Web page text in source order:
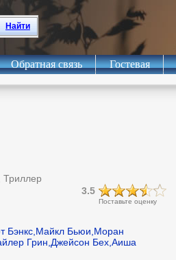
Найти
Обратная связь Гостевая
Поставьте оценку
3.5
Бэнкс,Майкл Бьюи,Моран
Грин,Джейсон Бех,Аиша